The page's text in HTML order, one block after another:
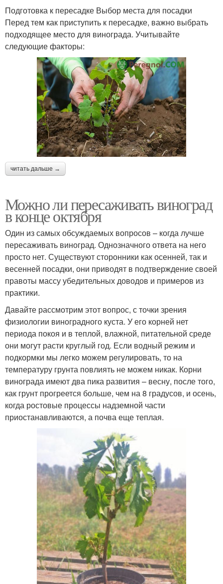
Подготовка к пересадке Выбор места для посадки
Перед тем как приступить к пересадке, важно выбрать
подходящее место для винограда. Учитывайте
следующие факторы:
читать дальше →
Можно ли пересаживать виноград
в конце октября
Один из самых обсуждаемых вопросов – когда лучше
пересаживать виноград. Однозначного ответа на него
просто нет. Существуют сторонники как осенней, так и
весенней посадки, они приводят в подтверждение своей
правоты массу убедительных доводов и примеров из
практики.
Давайте рассмотрим этот вопрос, с точки зрения
физиологии виноградного куста. У его корней нет
периода покоя и в теплой, влажной, питательной среде
они могут расти круглый год. Если водный режим и
подкормки мы легко можем регулировать, то на
температуру грунта повлиять не можем никак. Корни
винограда имеют два пика развития – весну, после того,
как грунт прогреется больше, чем на 8 градусов, и осень,
когда ростовые процессы надземной части
приостанавливаются, а почва еще теплая.